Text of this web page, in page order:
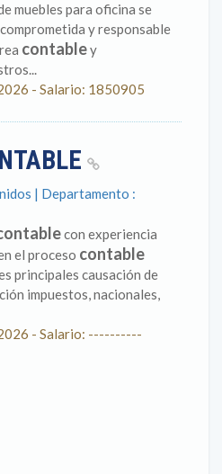
muebles para oficina se
y responsable
contabley
- Salario: 1850905
| Departamento :
con experiencia
el proceso contable
principales causación de
impuestos, nacionales,
- Salario: ----------